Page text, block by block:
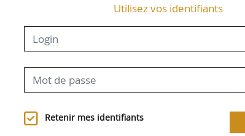
Utilisez vos identifiants
Retenir mes identifiants